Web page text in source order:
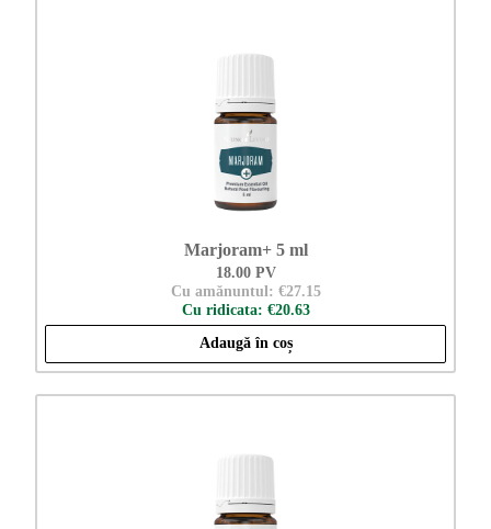
Marjoram+ 5 ml
18.00 PV
Cu amănuntul: €27.15
Cu ridicata: €20.63
Adaugă în coș